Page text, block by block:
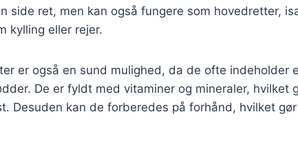
side ret, men kan også fungere som hovedretter,
kylling eller rejer.
er også en sund mulighed, da de ofte indeholder
De er fyldt med vitaminer og mineraler, hvilket
Desuden kan de forberedes på forhånd, hvilket